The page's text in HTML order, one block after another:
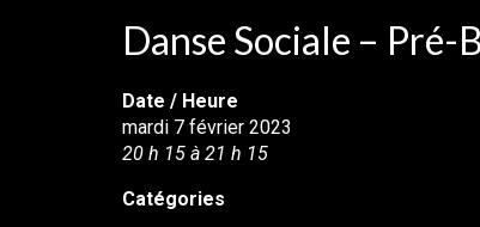
Danse Sociale – Pré-
Date / Heure
mardi 7 février 2023
20 h 15 à 21 h 15
Catégories